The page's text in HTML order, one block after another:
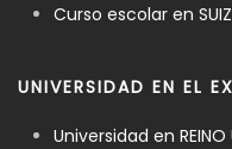
Curso escolar en
UNIVERSIDAD EN EL
Universidad en REINO